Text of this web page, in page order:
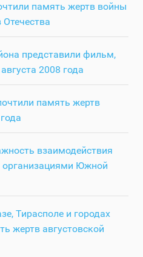
память жертв войны
представили фильм,
2008 года
память жертв
взаимодействия
Южной
Тирасполе и городах
жертв августовской